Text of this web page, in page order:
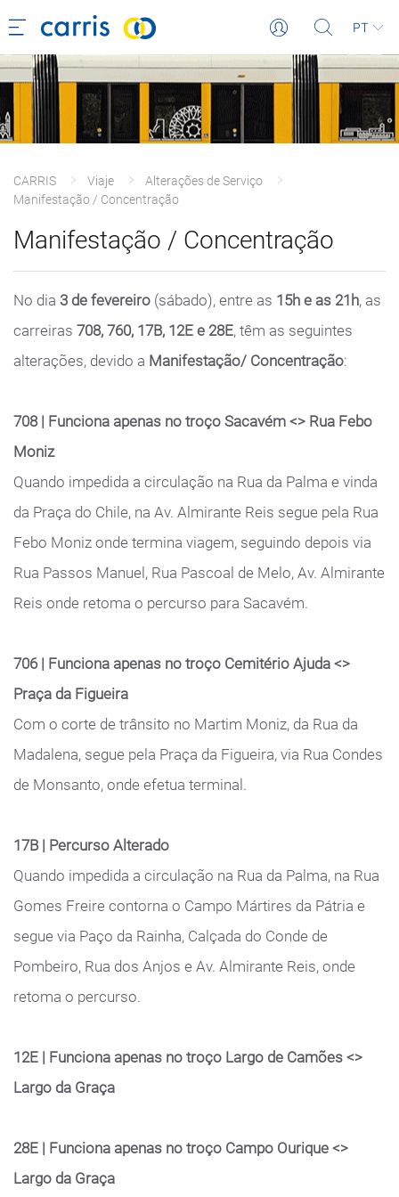
PT
CARRIS Viaje
Alterações de Serviço
Manifestação / Concentração
Manifestação / Concentração
No dia 3 de fevereiro (sábado), entre as 15h e as 21h, as
carreiras 708, 760, 17B, 12E e 28E, têm as seguintes
alterações, devido a Manifestação/ Concentração:
708 | Funciona apenas no troço Sacavém <> Rua Febo
Moniz
Quando impedida a circulação na Rua da Palma e vinda
da Praça do Chile, na Av. Almirante Reis segue pela Rua
Febo Moniz onde termina viagem, seguindo depois via
Rua Passos Manuel, Rua Pascoal de Melo, Av. Almirante
Reis onde retoma o percurso para Sacavém.
706 | Funciona apenas no troço Cemitério Ajuda <>
Praça da Figueira
Com o corte de trânsito no Martim Moniz, da Rua da
Madalena, segue pela Praça da Figueira, via Rua Condes
de Monsanto, onde efetua terminal.
17B | Percurso Alterado
Quando impedida a circulação na Rua da Palma, na Rua
Gomes Freire contorna o Campo Mártires da Pátria e
segue via Paço da Rainha, Calçada do Conde de
Pombeiro, Rua dos Anjos e Av. Almirante Reis, onde
retoma o percurso.
12E | Funciona apenas no troço Largo de Camões <>
Largo da Graça
28E | Funciona apenas no troço Campo Ourique <>
Largo da Graça